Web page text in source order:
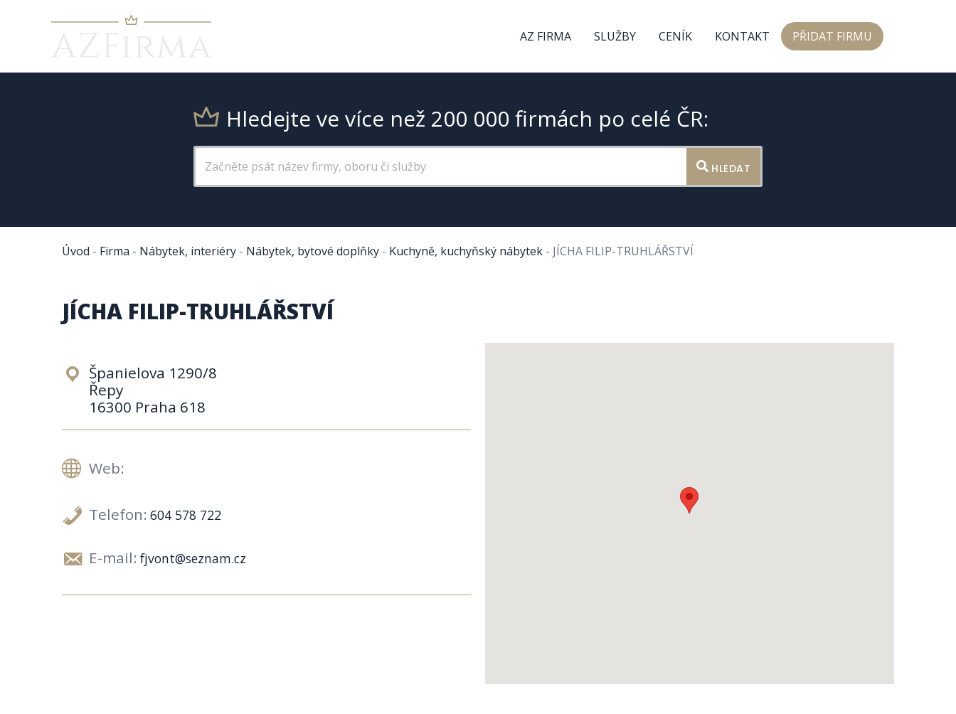
AZ FIRMA SLUŽBY CENÍK KONTAKT PŘIDAT FIRMU
Hledejte ve více než 200 000 firmách po celé ČR:
HLEDAT
Úvod - Firma - Nábytek, interiéry - Nábytek, bytové doplňky - Kuchyně, kuchyňský nábytek - JÍCHA FILIP-TRUHLÁŘSTVÍ
JÍCHA FILIP-TRUHLÁŘSTVÍ
Španielova 1290/8
Řepy
16300 Praha 618
Web:
Telefon: 604 578 722
E-mail: fjvont@seznam.cz